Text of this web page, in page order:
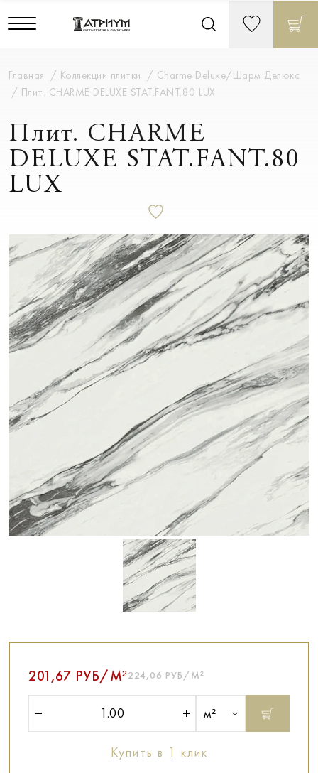
Главная Коллекции плитки
Charme Deluxe/Шарм Делюкс
Плит. CHARME DELUXE STAT.FANT.80 LUX
Плит. CHARME
DELUXE STAT.FANT.80
LUX
201,67 РУБ/М²224,06 РУБ/М²
м²
Купить в 1 клик